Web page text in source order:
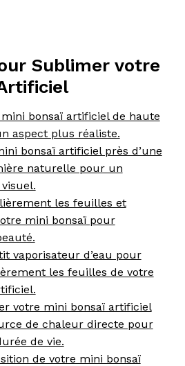
Sublimer votre
bonsaï artificiel de haute
aspect plus réaliste.
bonsaï artificiel près d’une
naturelle pour un
les feuilles et
mini bonsaï pour
vaporisateur d’eau pour
les feuilles de votre
votre mini bonsaï artificiel
de chaleur directe pour
de vie.
de votre mini bonsaï